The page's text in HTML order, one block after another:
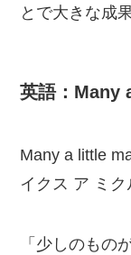
とで大きな成
英語：Many
Many a little
イクス ア ミク
「少しのもの